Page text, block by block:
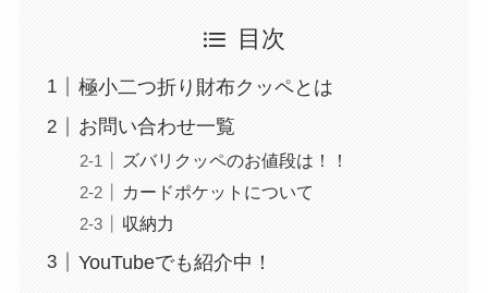
目次
極小二つ折り財布クッペとは
お問い合わせ一覧
ズバリクッペのお値段は！！
カードポケットについて
収納力
YouTubeでも紹介中！